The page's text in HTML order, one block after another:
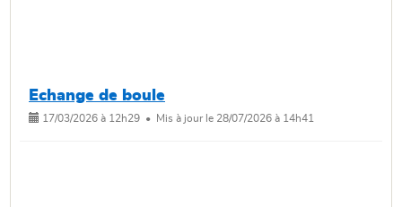
Echange de boule
17/03/2026 à 12h29 • Mis à jour le 28/07/2026 à 14h41